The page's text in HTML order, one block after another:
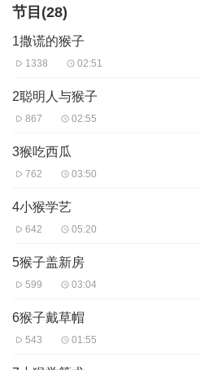
9.猴子和竹篮
10.猴子煮西瓜
11.猴子捞月
12.猴子
14.猴子和芒果树
16.母猴和小猴
17.猴子与井
18.镜子前面的小猴子
19.马上小猴
21.猴子造船
22.小猴子打水
24.机智的小猴
25.猴子和小狮子
27.草地上的亭子
节目(28)
1撒谎的猴子
1338 02:51
2聪明人与猴子
867 02:55
3猴吃西瓜
762 03:50
4小猴学艺
642 05:20
5猴子盖新房
599 03:04
6猴子戴草帽
543 01:55